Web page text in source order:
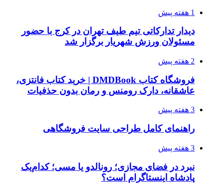
1 هفته پیش
دیدار تدارکاتی تیم طیف تهران در کرج با حضور
مسئولان ورزش شهریار برگزار شد
2 هفته پیش
فروشگاه کتاب DMDBook | خرید کتاب فانتزی،
عاشقانه، دارک رومنس و رمان بدون حذفیات
3 هفته پیش
راهنمای کامل طراحی سایت فروشگاهی
3 هفته پیش
نبرد در فضای مجازی؛ رونالدو یا مسی؛ کدام‌یک
پادشاه اینستاگرام است؟